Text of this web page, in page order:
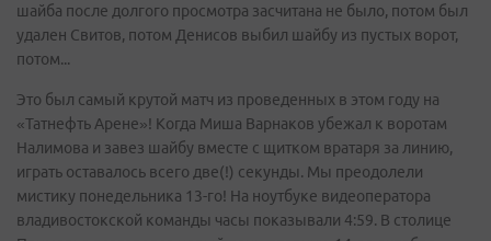
шайба после долгого просмотра засчитана не было, потом был
удален Свитов, потом Денисов выбил шайбу из пустых ворот,
потом...
Это был самый крутой матч из проведенных в этом году на
«Татнефть Арене»! Когда Миша Варнаков убежал к воротам
Налимова и завез шайбу вместе с щитком вратаря за линию,
играть оставалось всего две(!) секунды. Мы преодолели
мистику понедельника 13-го! На ноутбуке видеоператора
владивостокской команды часы показывали 4:59. В столице